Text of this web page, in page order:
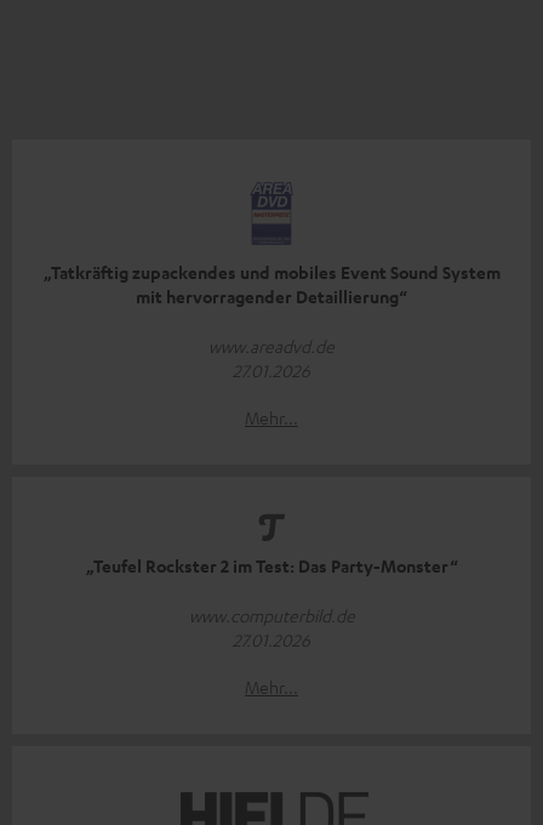
„Tatkräftig zupackendes und mobiles Event Sound System
mit hervorragender Detaillierung“
www.areadvd.de
27.01.2026
Mehr...
„Teufel Rockster 2 im Test: Das Party-Monster“
www.computerbild.de
27.01.2026
Mehr...